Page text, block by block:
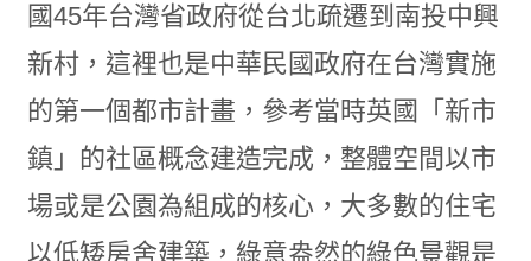
國45年台灣省政府從台北疏遷到南投中興
新村，這裡也是中華民國政府在台灣實施
的第一個都市計畫，參考當時英國「新市
鎮」的社區概念建造完成，整體空間以市
場或是公園為組成的核心，大多數的住宅
以低矮房舍建築，綠意盎然的綠色景觀是